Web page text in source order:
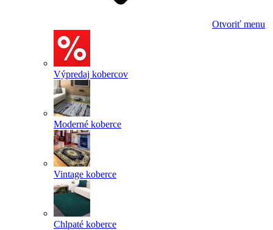
Otvoriť menu
Výpredaj kobercov
Moderné koberce
Vintage koberce
Chlpaté koberce